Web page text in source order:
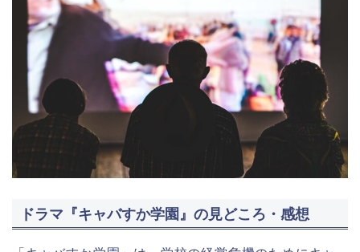
ドラマ『キャバすか学園』の見どころ・感想